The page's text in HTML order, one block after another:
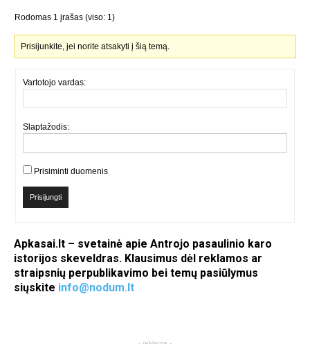
Rodomas 1 įrašas (viso: 1)
Prisijunkite, jei norite atsakyti į šią temą.
Vartotojo vardas:
Slaptažodis:
Prisiminti duomenis
Prisijungti
Apkasai.lt – svetainė apie Antrojo pasaulinio karo
istorijos skeveldras. Klausimus dėl reklamos ar
straipsnių perpublikavimo bei temų pasiūlymus
siųskite info@nodum.lt